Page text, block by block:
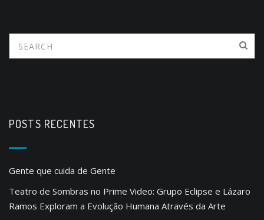
POSTS RECENTES
Gente que cuida de Gente
Teatro de Sombras no Prime Video: Grupo Eclipse e Lázaro
Ramos Exploram a Evolução Humana Através da Arte